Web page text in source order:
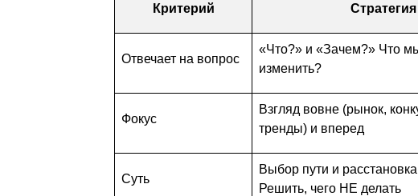
Критерий Стратегия
Отвечает на вопрос
«Что?» и «Зачем?» Что
изменить?
Фокус
Взгляд вовне (рынок,
тренды) и вперед
Суть
Выбор пути и
Решить, чего НЕ делать